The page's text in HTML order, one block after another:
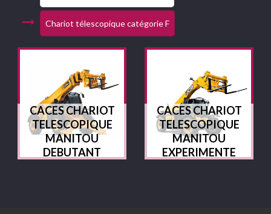
Chariot télescopique catégorie F
CACES CHARIOT
TELESCOPIQUE
MANITOU
DEBUTANT
CACES CHARIOT
TELESCOPIQUE
MANITOU
EXPERIMENTE